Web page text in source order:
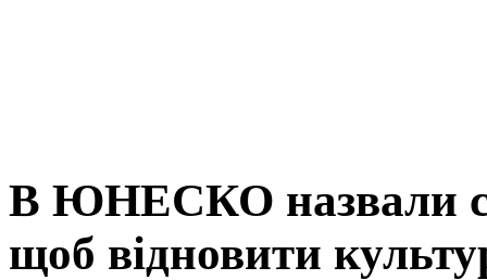
В ЮНЕСКО назвали
щоб відновити